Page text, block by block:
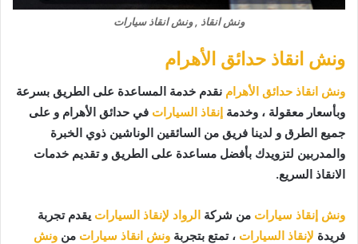
ونش انقاذ , ونش انقاذ سيارات
ونش انقاذ حدائق الأهرام
ونش انقاذ حدائق الأهرام نقدم خدمة المساعدة على الطريق بسرعة
وبأسعار معقولة ، وخدمة إنقاذ السيارات في حدائق الأهرام و على
جميع الطرق و لدينا فريق من السائقين الوناشين ذوي الخبرة
والمدربين لتزويدك بأفضل مساعدة على الطريق و تقديم خدمات
الانقاذ السريع.
ونش إنقاذ سيارات من شركة الرواد لإنقاذ السيارات يقدم تجربة
فريدة لإنقاذ السيارات ، تمتع بتجربة ونش انقاذ سيارات من ونش